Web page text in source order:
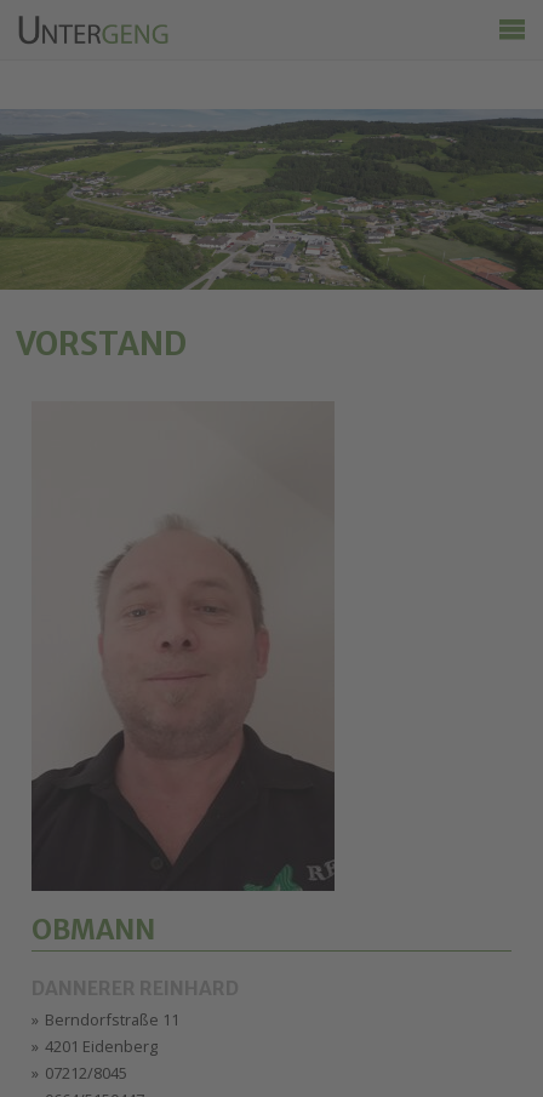
Ortsinfo
Kalender
Wirtschaft & Tourismus
VORSTAND
OBMANN
Berndorfstraße 11
4201 Eidenberg
07212/8045